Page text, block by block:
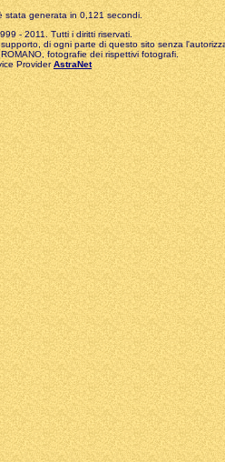
stata generata in 0,121 secondi.
- 2011. Tutti i diritti riservati.
di ogni parte di questo sito senza
fotografie dei rispettivi fotografi.
ProviderAstraNet